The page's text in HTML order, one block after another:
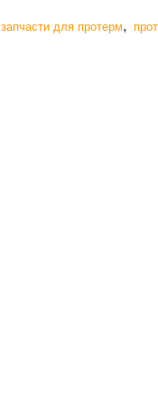
запчасти для протерм,